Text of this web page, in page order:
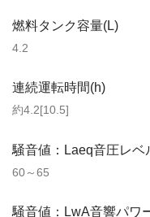
燃料タンク容量(L)
4.2
連続運転時間(h)
約4.2[10.5]
騒音値：Laeq音圧レベ
60～65
騒音値：LwA音響パワ